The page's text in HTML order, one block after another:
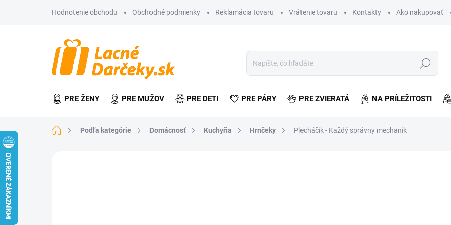
Hodnotenie obchodu Obchodné podmienky Reklamácia tovaru Vrátenie tovaru Kontakty Ako nakupovať
Hľadať
PRE ŽENY PRE MUŽOV PRE DETI PRE PÁRY PRE ZVIERATÁ NA PRÍLEŽITOSTI
DomovPodľa kategórie Domácnosť Kuchyňa Hrnčeky Plecháčik - Každý správny mechanik